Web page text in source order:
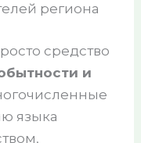
региона
средство
и
языка